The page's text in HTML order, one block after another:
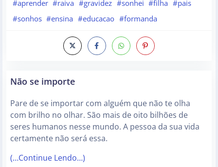
#aprender #raiva #gravidez #sonhei #filha #pais
#sonhos #ensina #educacao #formanda
Não se importe
Pare de se importar com alguém que não te olha
com brilho no olhar. São mais de oito bilhões de
seres humanos nesse mundo. A pessoa da sua vida
certamente não será essa.
(…Continue Lendo…)